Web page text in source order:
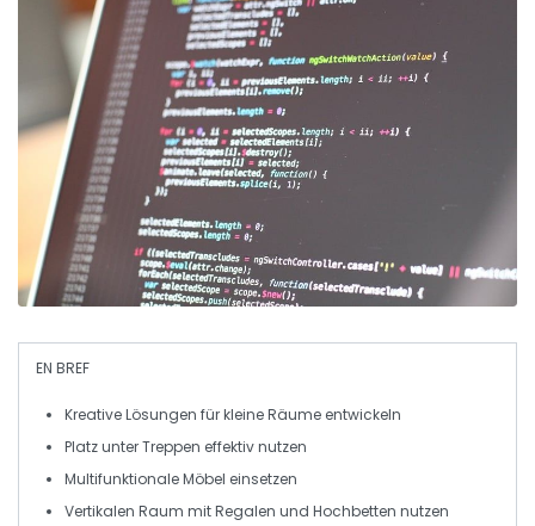
EN BREF
Kreative Lösungen für kleine Räume entwickeln
Platz unterTreppen effektiv nutzen
Multifunktionale Möbel einsetzen
Vertikalen Raum mitRegalen und Hochbetten nutzen